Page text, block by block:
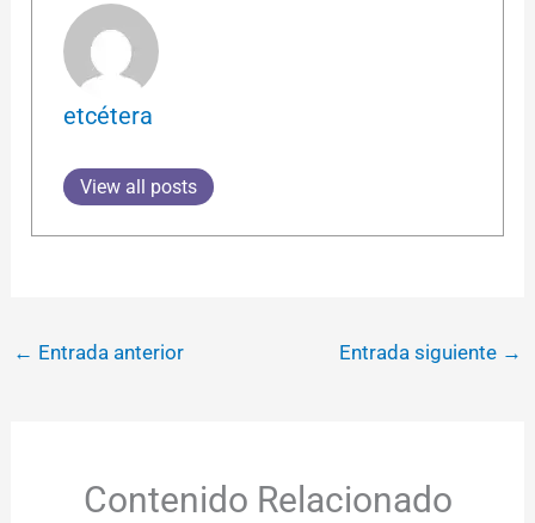
etcétera
View all posts
← Entrada anterior Entrada siguiente →
Contenido Relacionado